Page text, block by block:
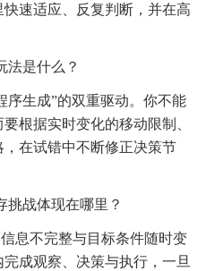
速适应、反复判断，并在高
法是什么？
序生成”的双重驱动。你不能
根据实时变化的移动限制、
在试错中不断修正决策节
挑战体现在哪里？
息不完整与目标条件随时变
成观察、决策与执行，一旦